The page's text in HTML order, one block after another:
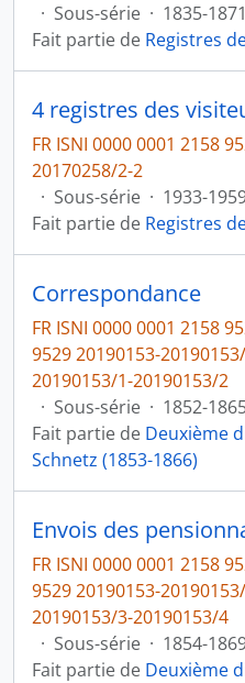
· Sous-série · 1835-1871
Fait partie de Registres
FR ISNI 0000 0001 2158
20170258/2-2
· Sous-série · 1933-
Fait partie de Registres
Correspondance
FR ISNI 0000 0001 2158
9529 20190153-
20190153/1-20190153/2
· Sous-série · 1852-
Fait partie de Deuxième
Schnetz (1853-1866)
Envois des
FR ISNI 0000 0001 2158
9529 20190153-
20190153/3-20190153/4
· Sous-série · 1854-
Fait partie de Deuxième